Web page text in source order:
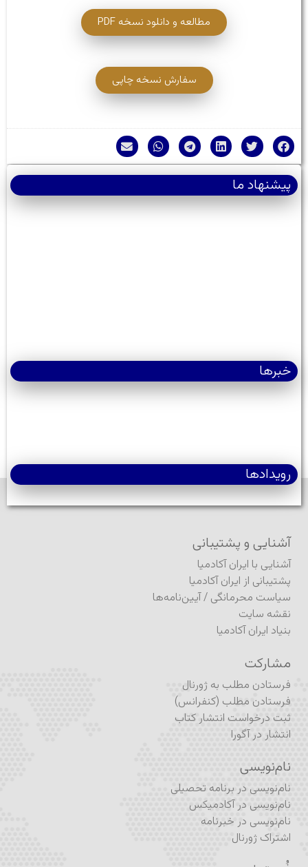
مطالعه و دانلود نسخه PDF
سفارش نسخه چاپی
پیشنهاد ما
خبرها
رویدادها
آشنایی و پشتیبانی
آشنایی با ایران آکادمیا
پشتیبانی از ایران آکادمیا
سیاست محرمانگی /آیین‌نامه‌ها
نقشه سایت
بنیاد ایران آکادمیا
مشارکت
فرستادن مطلب به ژورنال
فرستادن مطلب (کنفرانس)
ثبت درخواست انتشار کتاب
انتشار در آگورا
نام‌نویسی
نام‌نویسی در برنامه تحصیلی
نام‌نویسی در آکادمیکس
نام‌نویسی در خبرنامه
اشتراک ژورنال